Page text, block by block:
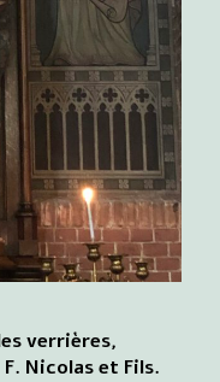
verrières,
Nicolas et Fils.